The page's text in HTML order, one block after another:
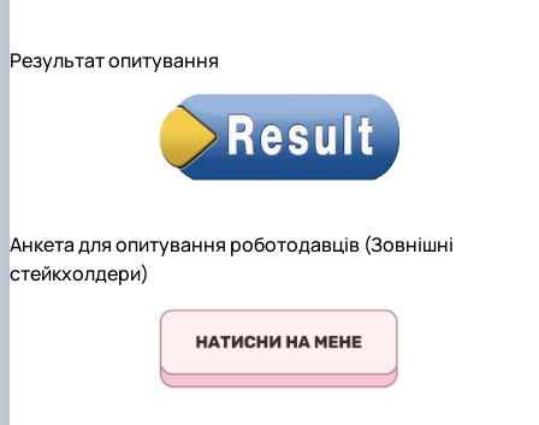
Результат опитування
Анкета для опитування роботодавців (Зовнішні
стейкхолдери)